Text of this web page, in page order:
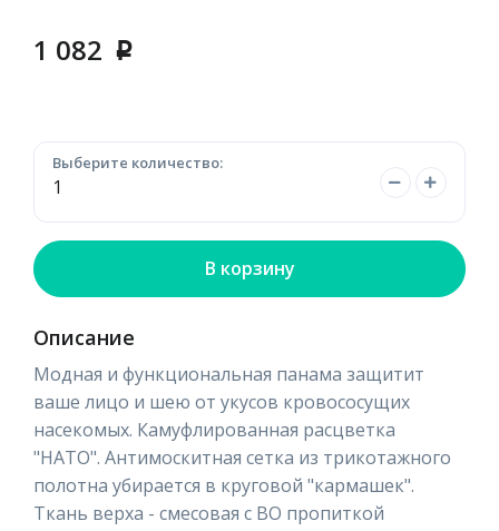
1 082 p
Выберите количество:
В корзину
Описание
Модная и функциональная панама защитит
ваше лицо и шею от укусов кровососущих
насекомых. Камуфлированная расцветка
"НАТО". Антимоскитная сетка из трикотажного
полотна убирается в круговой "кармашек".
Ткань верха - смесовая с ВО пропиткой